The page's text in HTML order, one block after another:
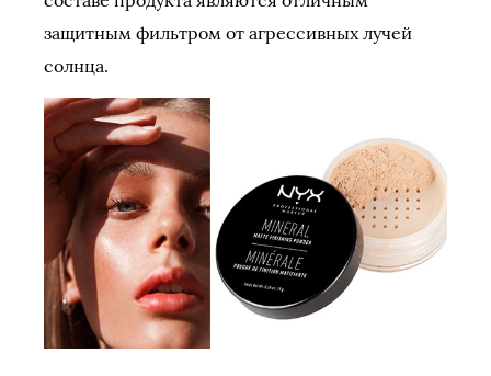
защитным фильтром от агрессивных лучей
солнца.